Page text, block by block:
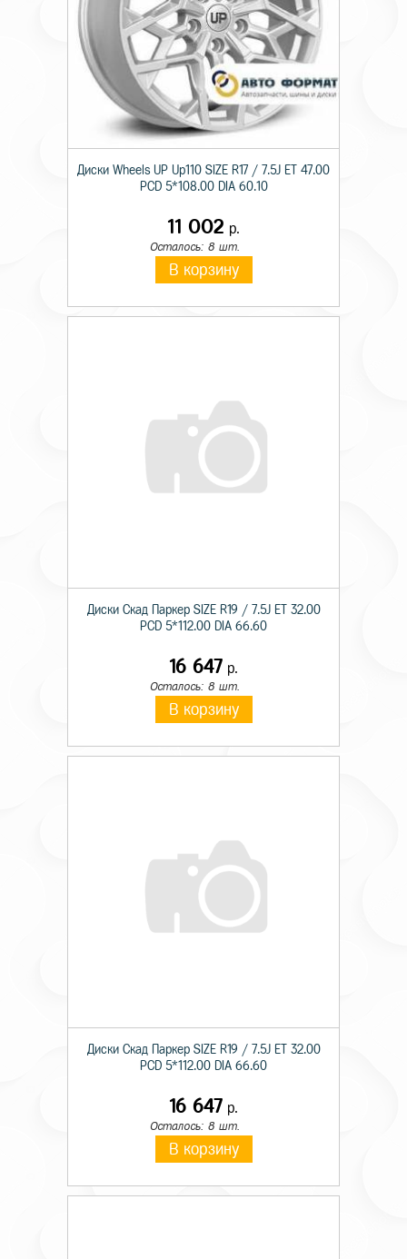
Диски Wheels UP Up110 SIZE R17 / 7.5J ET 47.00
PCD 5*108.00 DIA 60.10
11 002 р.
Осталось: 8 шт.
В корзину
Диски Скад Паркер SIZE R19 / 7.5J ET 32.00
PCD 5*112.00 DIA 66.60
16 647 р.
Осталось: 8 шт.
В корзину
Диски Скад Паркер SIZE R19 / 7.5J ET 32.00
PCD 5*112.00 DIA 66.60
16 647 р.
Осталось: 8 шт.
В корзину